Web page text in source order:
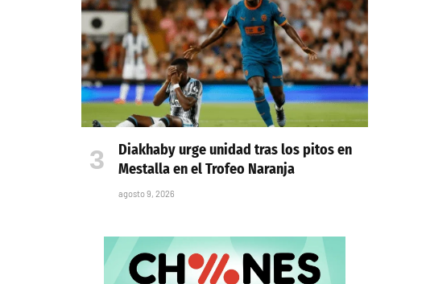
Diakhaby urge unidad tras los pitos en
Mestalla en el Trofeo Naranja
agosto 9, 2026